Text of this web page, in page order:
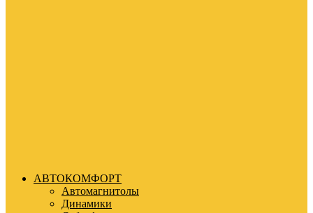
АВТОКОМФОРТ
Автомагнитолы
Динамики